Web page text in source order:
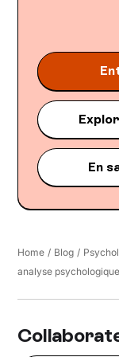
En
Home / Blog /
analyse